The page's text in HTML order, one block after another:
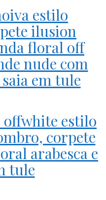
estilo
ilusion
floral off
nude com
em tule
offwhite estilo
corpete
arabesca e
tule